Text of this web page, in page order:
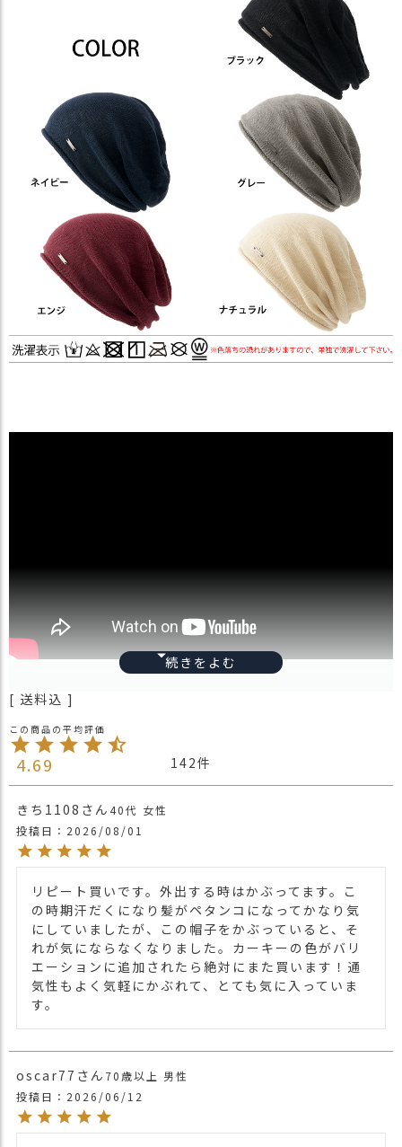
サイズ
27cm】
＊入荷時期によってサイズが若干異なりま
すのでご了承ください。
素材 シルク（弾性糸使用）100%
ブランド
生産国 日本
商品詳細
弾性糸を使用したシルク100%の無縫製ワ
ッチ。
ストレッチ性のある素材感でとても軽く、
かぶっているのを忘れるくらいの軽量感。
長時間かぶっても、窮屈感もなく、ゆった
りとかぶれるサイズ感。
いろんなかぶり方ができるワッチです。
送料込
4.69 142
きち1108 40代 女性
投稿日
2026/08/01
リピート買いです。外出する時はかぶってます。こ
の時期汗だくになり髪がペタンコになってかなり気
にしていましたが、この帽子をかぶっていると、そ
れが気にならなくなりました。カーキーの色がバリ
エーションに追加されたら絶対にまた買います！通
気性もよく気軽にかぶれて、とても気に入っていま
す。
oscar77 70歳以上 男性
投稿日
2026/06/12